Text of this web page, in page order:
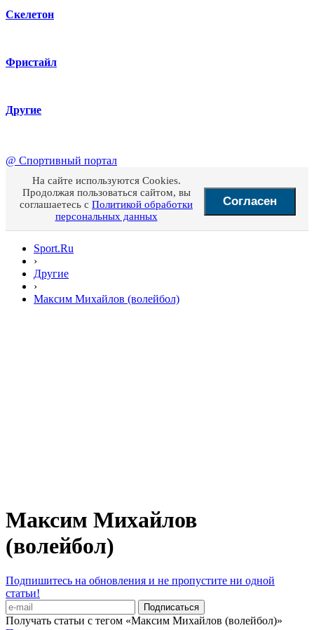
Скелетон
Фристайл
Другие
@ Спортивный портал
На сайте используются Cookies.
Продолжая пользоваться сайтом, вы
соглашаетесь с Политикой обработки
персональных данных
Согласен
Sport.Ru
›
Другие
›
Максим Михайлов (волейбол)
Максим Михайлов
(волейбол)
Подпишитесь на обновления и не пропустите ни одной
статьи!
Получать статьи с тегом «Максим Михайлов (волейбол)»